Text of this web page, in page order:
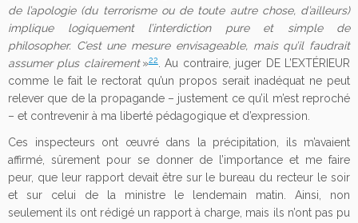
de l’apologie (du terrorisme ou de toute autre chose, d’ailleurs)
implique logiquement l’interdiction pure et simple de
philosopher. C’est une mesure envisageable, mais qu’il faudrait
assumer plus clairement»22. Au contraire, juger DE L’EXTÉRIEUR
comme le fait le rectorat qu’un propos serait inadéquat ne peut
relever que de la propagande – justement ce qu’il m’est reproché
– et contrevenir à ma liberté pédagogique et d’expression.
Ces inspecteurs ont œuvré dans la précipitation, ils m’avaient
affirmé, sûrement pour se donner de l’importance et me faire
peur, que leur rapport devait être sur le bureau du recteur le soir
et sur celui de la ministre le lendemain matin. Ainsi, non
seulement ils ont rédigé un rapport à charge, mais ils n’ont pas pu